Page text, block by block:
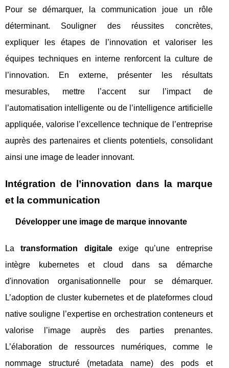
Pour se démarquer, la communication joue un rôle
déterminant. Souligner des réussites concrètes,
expliquer les étapes de l’innovation et valoriser les
équipes techniques en interne renforcent la culture de
l’innovation. En externe, présenter les résultats
mesurables, mettre l’accent sur l’impact de
l’automatisation intelligente ou de l’intelligence artificielle
appliquée, valorise l’excellence technique de l’entreprise
auprès des partenaires et clients potentiels, consolidant
ainsi une image de leader innovant.
Intégration de l’innovation dans la marque
et la communication
Développer une image de marque innovante
Latransformation digitaleexige qu’une entreprise
intègre kubernetes et cloud dans sa démarche
d'innovation organisationnelle pour se démarquer.
L’adoption de cluster kubernetes et de plateformes cloud
native souligne l’expertise en orchestration conteneurs et
valorise l’image auprès des parties prenantes.
L’élaboration de ressources numériques, comme le
nommage structuré (metadata name) des pods et